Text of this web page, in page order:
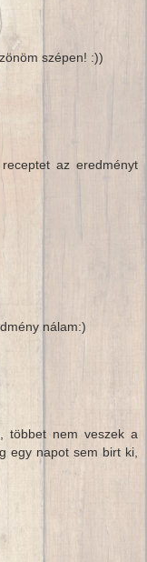
szépen! :))
az eredményt
nálam:)
többet nem veszek a
egy napot sem birt ki,